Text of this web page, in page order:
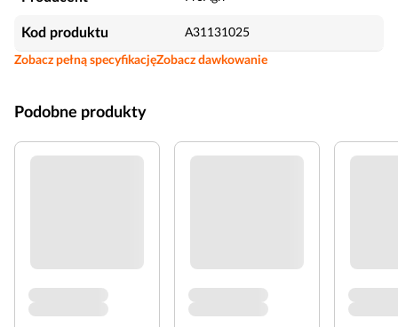
Kod produktu A31131025
Zobacz pełną specyfikacjęZobacz dawkowanie
Podobne produkty